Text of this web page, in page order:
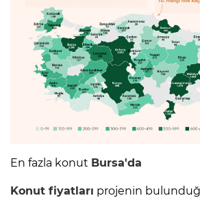
En fazla konut Bursa'da
Konut fiyatları projenin